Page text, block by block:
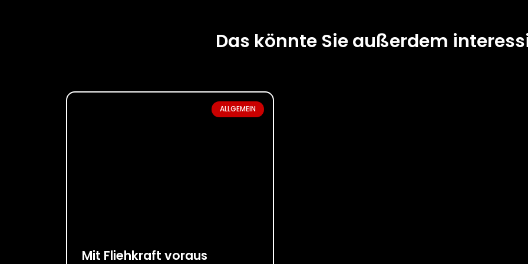
Das könnte Sie außerdem
ALLGEMEIN
Mit Fliehkraft voraus